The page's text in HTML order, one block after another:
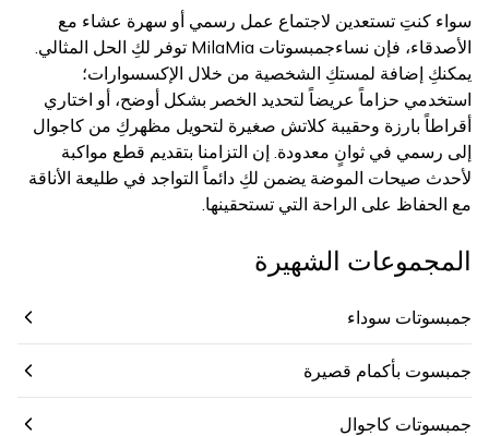
سواء كنتِ تستعدين لاجتماع عمل رسمي أو سهرة عشاء مع
الأصدقاء، فإن نساءجمبسوتات MilaMia توفر لكِ الحل المثالي.
يمكنكِ إضافة لمستكِ الشخصية من خلال الإكسسوارات؛
استخدمي حزاماً عريضاً لتحديد الخصر بشكل أوضح، أو اختاري
أقراطاً بارزة وحقيبة كلاتش صغيرة لتحويل مظهركِ من كاجوال
إلى رسمي في ثوانٍ معدودة. إن التزامنا بتقديم قطع مواكبة
لأحدث صيحات الموضة يضمن لكِ دائماً التواجد في طليعة الأناقة
مع الحفاظ على الراحة التي تستحقينها.
المجموعات الشهيرة
جمبسوتات سوداء
جمبسوت بأكمام قصيرة
جمبسوتات كاجوال